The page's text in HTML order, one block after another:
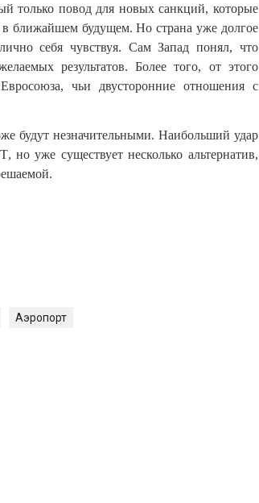
только повод для новых санкций, которые
ближайшем будущем. Но страна уже долгое
себя чувствуя. Сам Запад понял, что
результатов. Более того, от этого
чьи двусторонние отношения с
будут незначительными. Наибольший удар
, но уже существует несколько альтернатив,
Аэропорт